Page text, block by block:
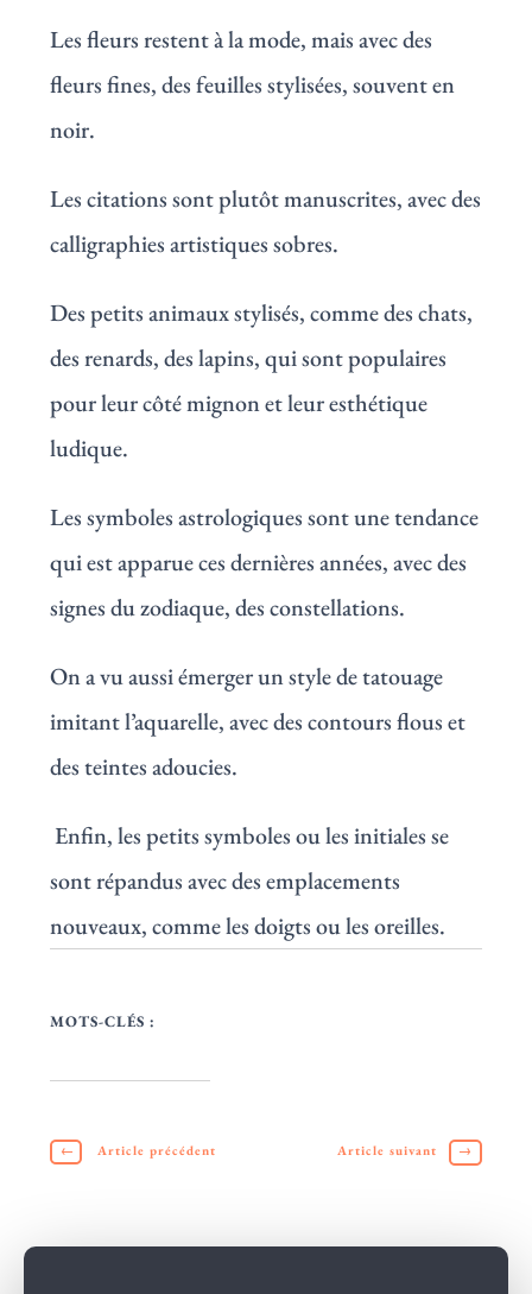
Les fleurs restent à la mode, mais avec des
fleurs fines, des feuilles stylisées, souvent en
noir.
Les citations sont plutôt manuscrites, avec des
calligraphies artistiques sobres.
Des petits animaux stylisés, comme des chats,
des renards, des lapins, qui sont populaires
pour leur côté mignon et leur esthétique
ludique.
Les symboles astrologiques sont une tendance
qui est apparue ces dernières années, avec des
signes du zodiaque, des constellations.
On a vu aussi émerger un style de tatouage
imitant l’aquarelle, avec des contours flous et
des teintes adoucies.
Enfin, les petits symboles ou les initiales se
sont répandus avec des emplacements
nouveaux, comme les doigts ou les oreilles.
MOTS-CLÉS :
← Article précédent Article suivant →